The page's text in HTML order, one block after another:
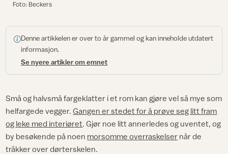
Foto: Beckers
Denne artikkelen er over to år gammel og kan inneholde utdatert
informasjon.
Se nyere artikler om emnet
Små og halvsmå fargeklatter i et rom kan gjøre vel så mye som
helfargede vegger.Gangen er stedet for å prøve seg litt fram
og leke med interiøret. Gjør noe litt annerledes og uventet, og
by besøkende på noen morsomme overraskelser når de
tråkker over dørterskelen.